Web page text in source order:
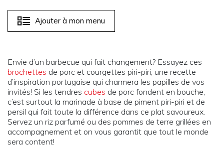
Ajouter à mon menu
Envie d’un barbecue qui fait changement? Essayez ces
brochettes de porc et courgettes piri-piri, une recette
d’inspiration portugaise qui charmera les papilles de vos
invités! Si les tendres cubes de porc fondent en bouche,
c’est surtout la marinade à base de piment piri-piri et de
persil qui fait toute la différence dans ce plat savoureux.
Servez un riz parfumé ou des pommes de terre grillées en
accompagnement et on vous garantit que tout le monde
sera content!